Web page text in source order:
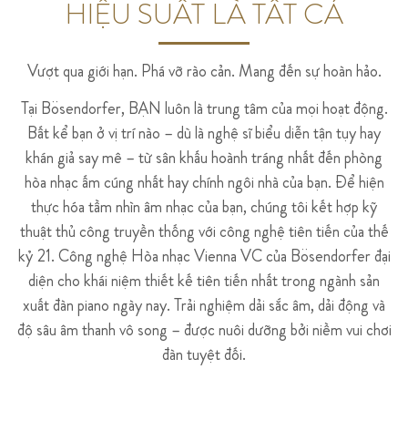
HIỆU SUẤT LÀ TẤT CẢ
Vượt qua giới hạn. Phá vỡ rào cản. Mang đến sự hoàn hảo.
Tại Bösendorfer, BẠN luôn là trung tâm của mọi hoạt động.
Bất kể bạn ở vị trí nào – dù là nghệ sĩ biểu diễn tận tụy hay
khán giả say mê – từ sân khấu hoành tráng nhất đến phòng
hòa nhạc ấm cúng nhất hay chính ngôi nhà của bạn. Để hiện
thực hóa tầm nhìn âm nhạc của bạn, chúng tôi kết hợp kỹ
thuật thủ công truyền thống với công nghệ tiên tiến của thế
kỷ 21. Công nghệ Hòa nhạc Vienna VC của Bösendorfer đại
diện cho khái niệm thiết kế tiên tiến nhất trong ngành sản
xuất đàn piano ngày nay. Trải nghiệm dải sắc âm, dải động và
độ sâu âm thanh vô song – được nuôi dưỡng bởi niềm vui chơi
đàn tuyệt đối.